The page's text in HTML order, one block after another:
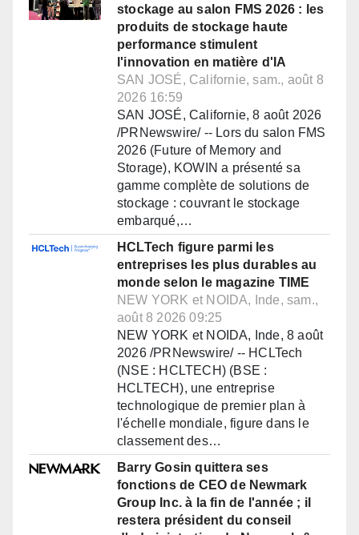
stockage au salon FMS 2026 : les
produits de stockage haute
performance stimulent
l'innovation en matière d'IA
SAN JOSÉ, Californie, sam., août 8
2026 16:59
SAN JOSÉ, Californie, 8 août 2026
/PRNewswire/ -- Lors du salon FMS
2026 (Future of Memory and
Storage), KOWIN a présenté sa
gamme complète de solutions de
stockage : couvrant le stockage
embarqué,…
HCLTech figure parmi les
entreprises les plus durables au
monde selon le magazine TIME
NEW YORK et NOIDA, Inde, sam.,
août 8 2026 09:25
NEW YORK et NOIDA, Inde, 8 août
2026 /PRNewswire/ -- HCLTech
(NSE : HCLTECH) (BSE :
HCLTECH), une entreprise
technologique de premier plan à
l'échelle mondiale, figure dans le
classement des…
Barry Gosin quittera ses
fonctions de CEO de Newmark
Group Inc. à la fin de l'année ; il
restera président du conseil